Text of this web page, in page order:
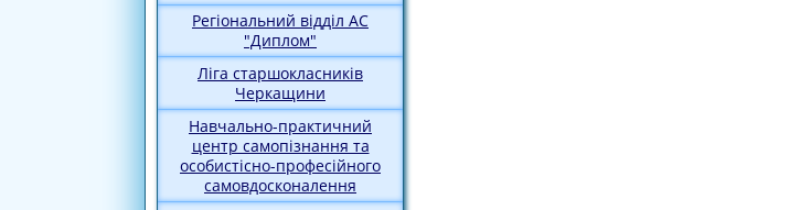
Регіональний відділ АС
"Диплом"
Ліга старшокласників
Черкащини
Навчально-практичний
центр самопізнання та
особистісно-професійного
самовдосконалення